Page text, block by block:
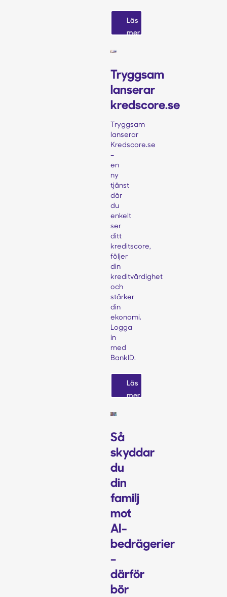
Läs
mer
Tryggsam
lanserar
kredscore.se
Tryggsam
lanserar
Kredscore.se
–
en
ny
tjänst
där
du
enkelt
ser
ditt
kreditscore,
följer
din
kreditvärdighet
och
stärker
din
ekonomi.
Logga
in
med
BankID.
Läs
mer
Så
skyddar
du
din
familj
mot
AI-
bedrägerier
–
därför
bör